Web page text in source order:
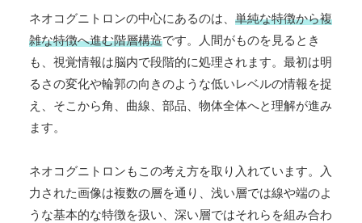
ネオコグニトロンの中心にあるのは、 単純な特徴から複
雑な特徴へ進む階層構造です。人間がものを見るとき
も、視覚情報は脳内で段階的に処理されます。最初は明
るさの変化や輪郭の向きのような低いレベルの情報を捉
え、そこから角、曲線、部品、物体全体へと理解が進み
ます。
ネオコグニトロンもこの考え方を取り入れています。入
力された画像は複数の層を通り、浅い層では線や端のよ
うな基本的な特徴を扱い、深い層ではそれらを組み合わ